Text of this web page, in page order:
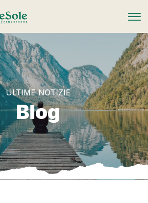
Francescana
ULTIME NOTIZIE
Blog